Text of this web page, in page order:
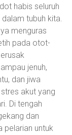
habis seluruh
tubuh kita.
menguras
pada otot-
jenuh,
dan jiwa
akut yang
Di tengah
dan
pelarian untuk